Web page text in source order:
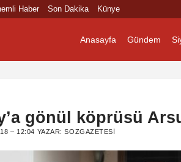
Haber Son Dakika Künye
Anasayfa Gündem
gönül köprüsü
– 12:04 YAZAR:SOZGAZETESI